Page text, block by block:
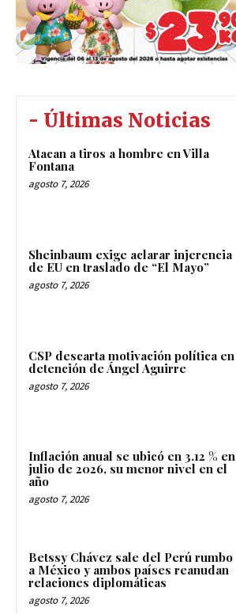
- Últimas Noticias
Atacan a tiros a hombre en Villa
Fontana
agosto 7, 2026
Sheinbaum exige aclarar injerencia
de EU en traslado de “El Mayo”
agosto 7, 2026
CSP descarta motivación política en
detención de Ángel Aguirre
agosto 7, 2026
Inflación anual se ubicó en 3.12 % en
julio de 2026, su menor nivel en el
año
agosto 7, 2026
Betssy Chávez sale del Perú rumbo
a México y ambos países reanudan
relaciones diplomáticas
agosto 7, 2026